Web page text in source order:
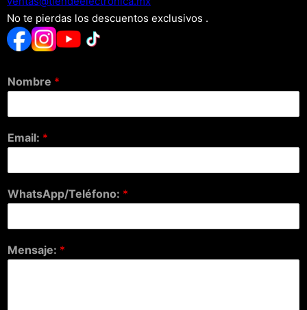
No te pierdas los descuentos exclusivos .
Nombre *
Email: *
WhatsApp/Teléfono: *
Mensaje: *